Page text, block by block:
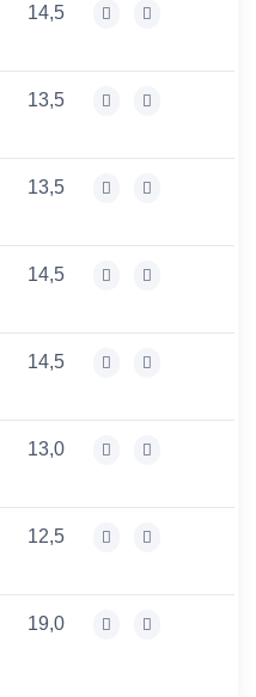
14,5
13,5
13,5
14,5
14,5
13,0
12,5
19,0